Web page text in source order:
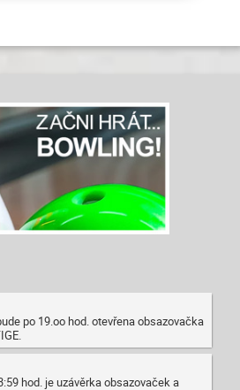
po 19.oo hod. otevřena obsazovačka
hod. je uzávěrka obsazovaček a